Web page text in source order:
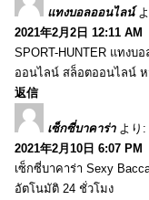
แทงบอลออนไลน์
2021年2月2日 12:11 AM
SPORT-HUNTER แทง
ออนไลน์ สล็อตออนไลน์
返信
เซ็กซี่บาคาร่า より:
2021年2月10日 6:07 PM
เซ็กซี่บาคาร่า Sexy
อัตโนมัติ 24 ชั่วโมง